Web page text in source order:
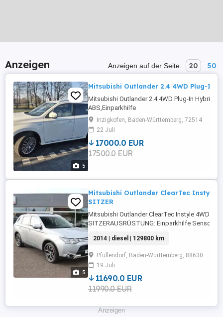
Anzeigen Anzeigen auf der Seite: 20 50
5
Mitsubishi Outlander 2.4 4WD Plug-In
Mitsubishi Outlander 2.4 4WD Plug-In
ABS,Einparkhilfe
Radio,Radio,Servolenkung,LED-
...
Inzigkofen, Baden-Württemberg, 72514
22 Juli
17000.0 EUR
17500.0 EUR
5
Mitsubishi Outlander ClearTec Instyle
SITZER
Mitsubishi Outlander ClearTec Instyle 4WD l
SITZERAUSRÜSTUNG: Einparkhilfe Sensoren
Radio,Radio,Elektrische
2014 | diesel | 129800 km
Pfullendorf, Baden-Württemberg, 88630
19 Juli
11690.0 EUR
11990.0 EUR
Anzeigen